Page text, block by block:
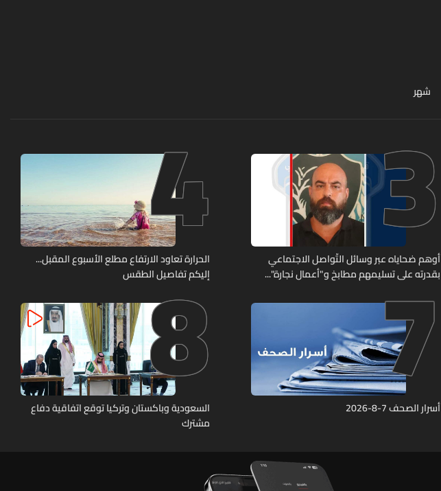
شهر
3
أوهم ضحاياه عبر وسائل التّواصل الاجتماعي
بقدرته على تسليمهم مطابخ و"أعمال نجارة"...
4
الحرارة تعاود الارتفاع مطلع الأسبوع المقبل...
إليكم تفاصيل الطقس
7
أسرار الصحف 7-8-2026 8
السعودية وباكستان وتركيا توقع اتفاقية دفاع
مشترك